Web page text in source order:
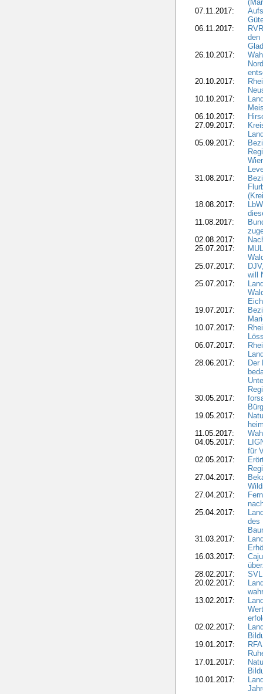
07.11.2017:
06.11.2017:
den
26.10.2017:
20.10.2017:
10.10.2017:
06.10.2017:
27.09.2017:
05.09.2017:
31.08.2017:
18.08.2017:
11.08.2017:
02.08.2017:
25.07.2017:
25.07.2017:
will
25.07.2017:
19.07.2017:
10.07.2017:
06.07.2017:
28.06.2017:
Der
30.05.2017:
19.05.2017:
11.05.2017:
04.05.2017:
für
02.05.2017:
27.04.2017:
27.04.2017:
25.04.2017:
des
31.03.2017:
16.03.2017:
28.02.2017:
20.02.2017:
13.02.2017:
02.02.2017:
19.01.2017:
17.01.2017:
10.01.2017: